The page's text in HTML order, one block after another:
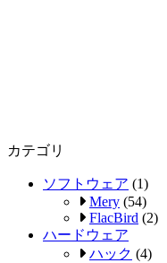
カテゴリ
ソフトウェア (1)
Mery (54)
FlacBird (2)
ハードウェア
ハック (4)